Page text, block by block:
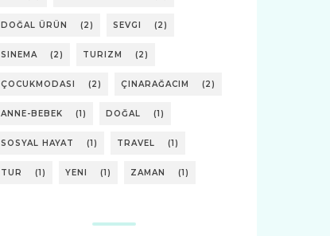
DOĞAL ÜRÜN (2) SEVGI (2)
SINEMA (2) TURIZM (2)
ÇOCUKMODASI (2) ÇINARAĞACIM (2)
ANNE-BEBEK (1) DOĞAL (1)
SOSYAL HAYAT (1) TRAVEL (1)
TUR (1) YENI (1) ZAMAN (1)